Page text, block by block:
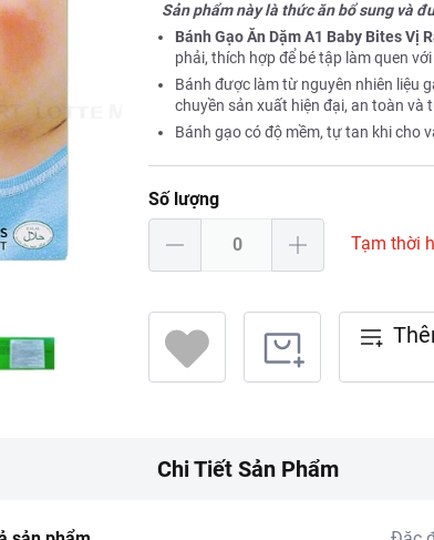
Sản phẩm này là thức ăn bổ sung và
Bánh Gạo Ăn Dặm A1 Baby Bites Vị
phải, thích hợp để bé tập làm quen
Bánh được làm từ nguyên nhiên liệu
chuyền sản xuất hiện đại, an toàn
Bánh gạo có độ mềm, tự tan khi cho
Số lượng
Tạm thời
Chi Tiết Sản Phẩm